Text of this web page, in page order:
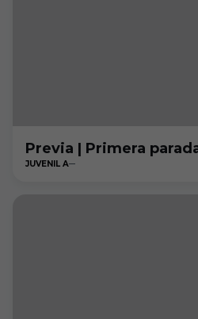
Previa | Primera
JUVENIL A